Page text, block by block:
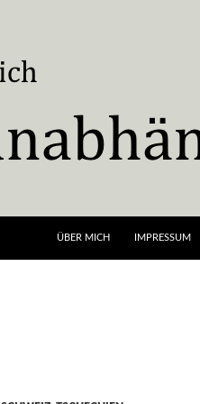
ÜBER MICH IMPRESSUM